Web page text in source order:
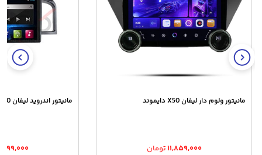
مانیتور ولوم دار لیفان X50 دایموند
۱۱,۸۵۹,۰۰۰تومان
مانیتور اندروید لیفان 620